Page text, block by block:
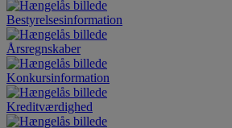
Bestyrelsesinformation
Årsregnskaber
Konkursinformation
Kreditværdighed